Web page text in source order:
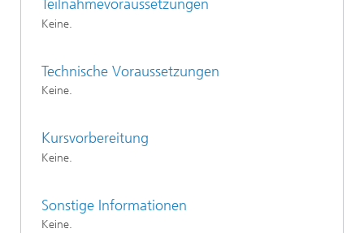
Teilnahmevoraussetzungen
Keine.
Technische Voraussetzungen
Keine.
Kursvorbereitung
Keine.
Sonstige Informationen
Keine.